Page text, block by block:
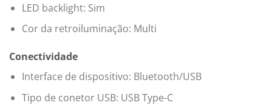
LED backlight: Sim
Cor da retroiluminação: Multi
Conectividade
Interface de dispositivo: Bluetooth/USB
Tipo de conetor USB: USB Type-C